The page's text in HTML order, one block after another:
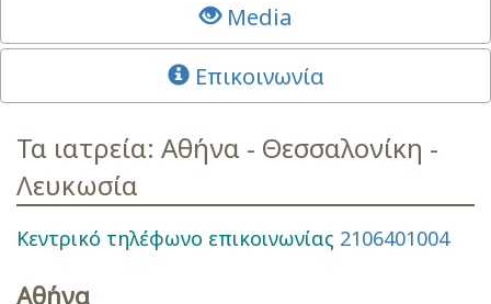
Media
Επικοινωνία
Τα ιατρεία: Αθήνα - Θεσσαλονίκη -
Λευκωσία
Κεντρικό τηλέφωνο επικοινωνίας 2106401004
Αθήνα